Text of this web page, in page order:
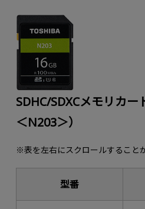
SDHC/SDXCメモリカ
＜N203＞）
※表を左右にスクロールすること
型番